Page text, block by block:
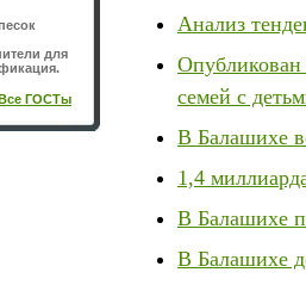
для
ГОСТы
Анализ
Опубликован
семей с
В Балашихе
1,4
В Балашихе
В Балашихе